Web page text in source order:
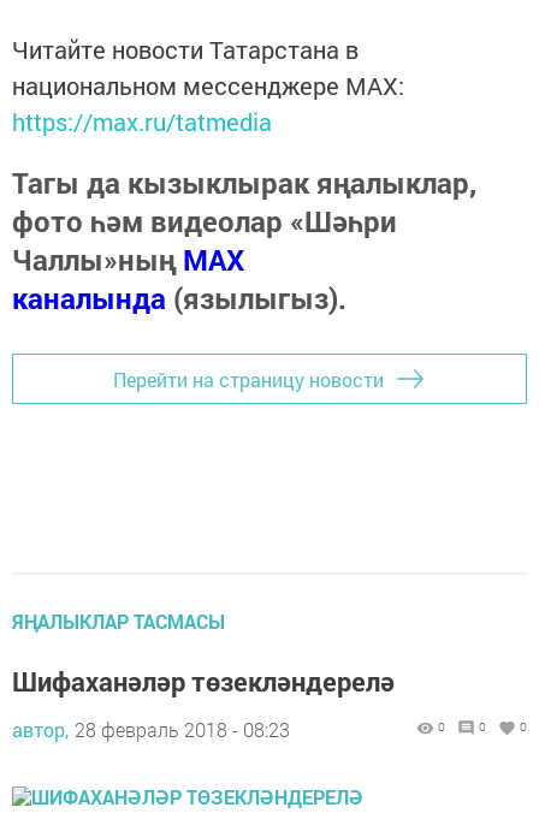
Читайте новости Татарстана в
национальном мессенджере MАХ:
https://max.ru/tatmedia
Тагы да кызыклырак яңалыклар,
фото һәм видеолар «Шәһри
Чаллы»ныңMAX
каналында (язылыгыз).
Перейти на страницу новости
ЯҢАЛЫКЛАР ТАСМАСЫ
Шифаханәләр төзекләндерелә
автор, 28 февраль 2018 - 08:23 0 0 0